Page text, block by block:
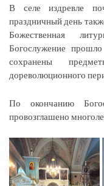
В селе издревле
праздничный день
Божественная
Богослужение
сохранены
дореволюционного
По окончанию
провозглашено